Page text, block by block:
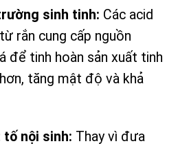
sinh tinh: Các acid
rắn cung cấp nguồn
để tinh hoàn sản xuất tinh
tăng mật độ và khả
tố nội sinh: Thay vì đưa